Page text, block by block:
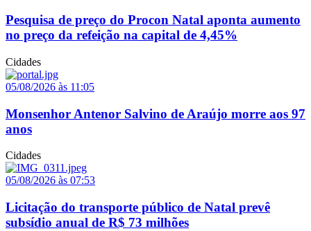
Pesquisa de preço do Procon Natal aponta aumento
no preço da refeição na capital de 4,45%
Cidades
05/08/2026 às 11:05
Monsenhor Antenor Salvino de Araújo morre aos 97
anos
Cidades
05/08/2026 às 07:53
Licitação do transporte público de Natal prevê
subsídio anual de R$ 73 milhões